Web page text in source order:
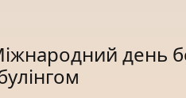
день